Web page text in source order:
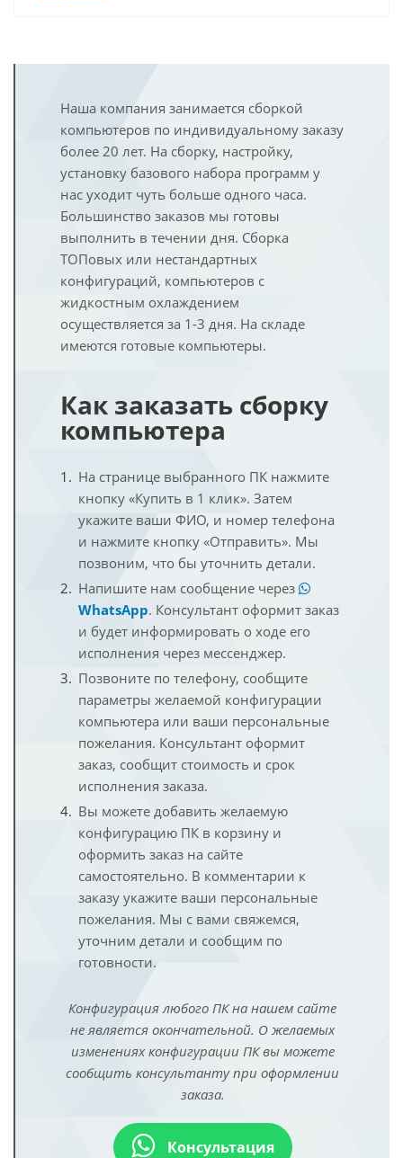
Наша компания занимается сборкой
компьютеров по индивидуальному заказу
более 20 лет. На сборку, настройку,
установку базового набора программ у
нас уходит чуть больше одного часа.
Большинство заказов мы готовы
выполнить в течении дня. Сборка
ТОПовых или нестандартных
конфигураций, компьютеров с
жидкостным охлаждением
осуществляется за 1-3 дня. На складе
имеются готовые компьютеры.
Как заказать сборку
компьютера
На странице выбранного ПК нажмите
кнопку «Купить в 1 клик». Затем
укажите ваши ФИО, и номер телефона
и нажмите кнопку «Отправить». Мы
позвоним, что бы уточнить детали.
Напишите нам сообщение через
WhatsApp. Консультант оформит заказ
и будет информировать о ходе его
исполнения через мессенджер.
Позвоните по телефону, сообщите
параметры желаемой конфигурации
компьютера или ваши персональные
пожелания. Консультант оформит
заказ, сообщит стоимость и срок
исполнения заказа.
Вы можете добавить желаемую
конфигурацию ПК в корзину и
оформить заказ на сайте
самостоятельно. В комментарии к
заказу укажите ваши персональные
пожелания. Мы с вами свяжемся,
уточним детали и сообщим по
готовности.
Конфигурация любого ПК на нашем сайте
не является окончательной. О желаемых
изменениях конфигурации ПК вы можете
сообщить консультанту при оформлении
заказа.
Консультация